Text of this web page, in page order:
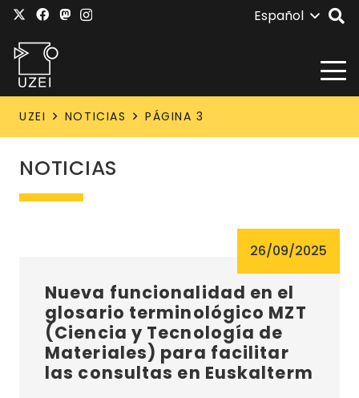
Español
UZEI NOTICIAS PÁGINA 3
NOTICIAS
26/09/2025
Nueva funcionalidad en el
glosario terminológico MZT
(Ciencia y Tecnología de
Materiales) para facilitar
las consultas en Euskalterm